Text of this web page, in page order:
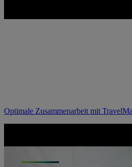
Optimale Zusammenarbeit mit